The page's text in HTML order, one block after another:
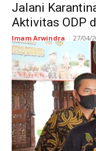
Jalani
Aktivitas ODP
Imam Arwindra - 27/04/